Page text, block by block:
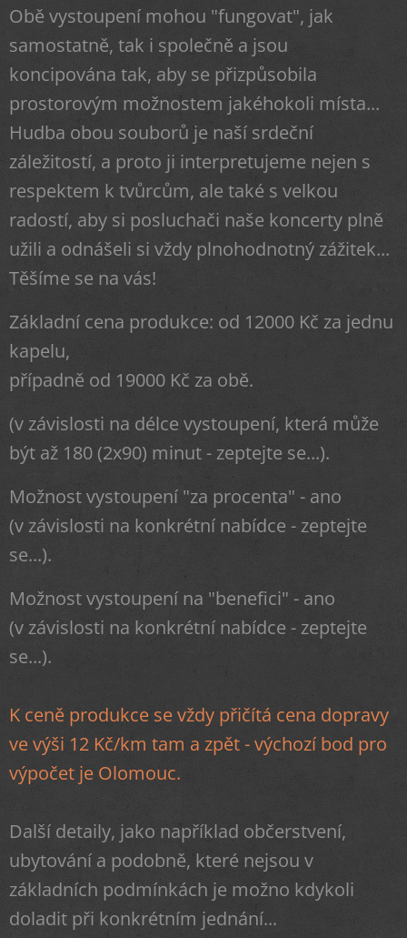
Obě vystoupení mohou "fungovat", jak
samostatně, tak i společně a jsou
koncipována tak, aby se přizpůsobila
prostorovým možnostem jakéhokoli místa...
Hudba obou souborů je naší srdeční
záležitostí, a proto ji interpretujeme nejen s
respektem k tvůrcům, ale také s velkou
radostí, aby si posluchači naše koncerty plně
užili a odnášeli si vždy plnohodnotný zážitek...
Těšíme se na vás!
Základní cena produkce: od 12000 Kč za jednu
kapelu,
případně od 19000 Kč za obě.
(v závislosti na délce vystoupení, která může
být až 180 (2x90) minut - zeptejte se...).
Možnost vystoupení "za procenta" - ano
(v závislosti na konkrétní nabídce - zeptejte
se...).
Možnost vystoupení na "benefici" - ano
(v závislosti na konkrétní nabídce - zeptejte
se...).
K ceně produkce se vždy přičítá cena dopravy
ve výši 12 Kč/km tam a zpět - výchozí bod pro
výpočet je Olomouc.
Další detaily, jako například občerstvení,
ubytování a podobně, které nejsou v
základních podmínkách je možno kdykoli
doladit při konkrétním jednání...